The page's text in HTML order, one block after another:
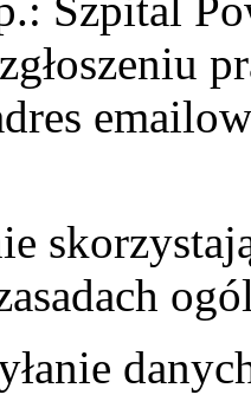
Szpital